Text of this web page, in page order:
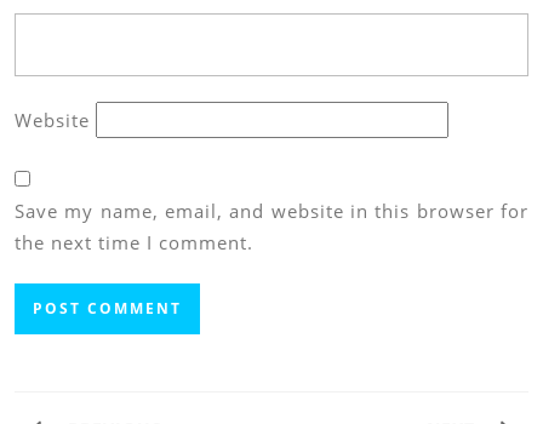
Website
Save my name, email, and website in this browser for
the next time I comment.